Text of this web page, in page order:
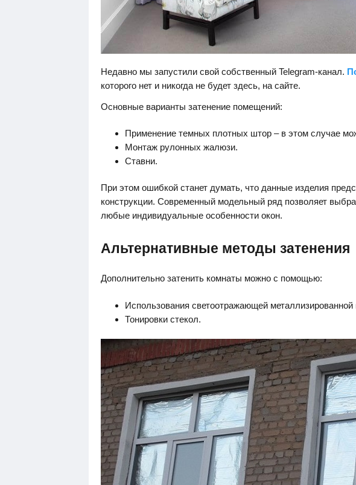
Недавно мы запустили свой собственный Telegram-канал.
которого нет и никогда не будет здесь, на сайте.
Основные варианты затенение помещений:
Применение темных плотных штор – в этом случае
Монтаж рулонных жалюзи.
Ставни.
При этом ошибкой станет думать, что данные изделия
конструкции. Современный модельный ряд позволяет
любые индивидуальные особенности окон.
Альтернативные методы затенения
Дополнительно затенить комнаты можно с помощью:
Использования светоотражающей металлизированной
Тонировки стекол.